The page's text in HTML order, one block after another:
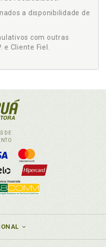
a disponibilidade de
com outras
Cliente Fiel.
DE